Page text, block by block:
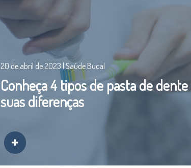
20 de abril de 2023 | Saúde Bucal
Conheça 4 tipos de pasta de
suas diferenças